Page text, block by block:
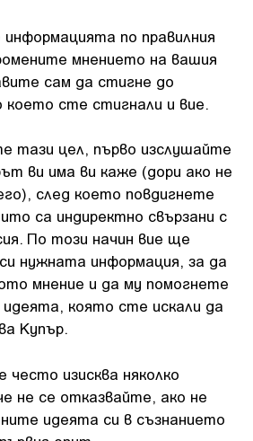
по правилния
мнението на вашия
сам да стигне до
сте стигнали и вие.
тази цел, първо изслушайте
ви има ви каже (дори ако не
след което повдигнете
са индиректно свързани с
По този начин вие ще
нужната информация, за да
мнение и да му помогнете
която сте искали да
Купър.
често изисква няколко
не се отказвайте, ако не
идеята си в съзнанието